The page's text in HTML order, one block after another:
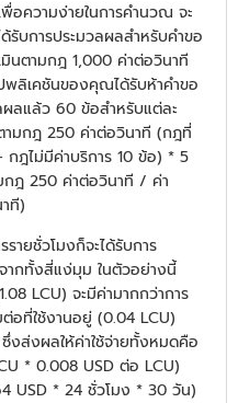
พื่อความง่ายในการคำนวณ จะ
บการประมวลผลสำหรับคำขอ
มินตามกฎ 1,000 ค่าต่อวินาที
พลิเคชันของคุณได้รับห้าคำขอ
ลแล้ว 60 ข้อสำหรับแต่ละ
ามกฎ 250 ค่าต่อวินาที (กฎที่
ฎไม่มีค่าบริการ 10 ข้อ) * 5
กฎ 250 ค่าต่อวินาที / ค่า
ที)
รายชั่วโมงก็จะได้รับการ
ากทั้งสี่แง่มุม ในตัวอย่างนี้
LCU) จะมีค่ามากกว่าการ
อที่ใช้งานอยู่ (0.04 LCU)
งส่งผลให้ค่าใช้จ่ายทั้งหมดคือ
* 0.008 USD ต่อ LCU)
USD * 24 ชั่วโมง * 30 วัน)